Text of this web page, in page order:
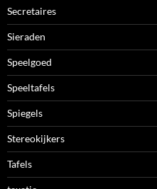
Secretaires
Sieraden
Speelgoed
Speeltafels
Spiegels
Stereokijkers
Tafels